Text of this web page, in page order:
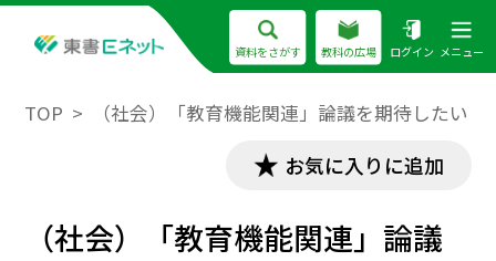
資料をさがす 教科の広場 ログイン メニュー
TOP （社会）「教育機能関連」論議を期待したい
お気に入りに追加
（社会）「教育機能関連」論議